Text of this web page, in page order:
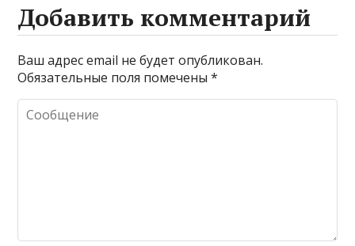
Добавить комментарий
Ваш адрес email не будет опубликован.
Обязательные поля помечены*